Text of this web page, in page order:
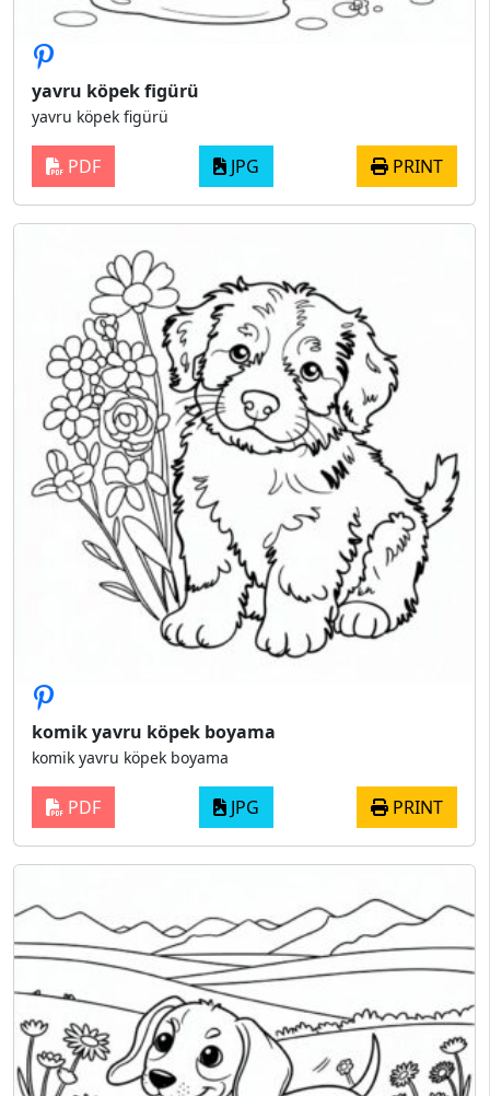
yavru köpek figürü
yavru köpek figürü
PDF JPG PRINT
komik yavru köpek boyama
komik yavru köpek boyama
PDF JPG PRINT